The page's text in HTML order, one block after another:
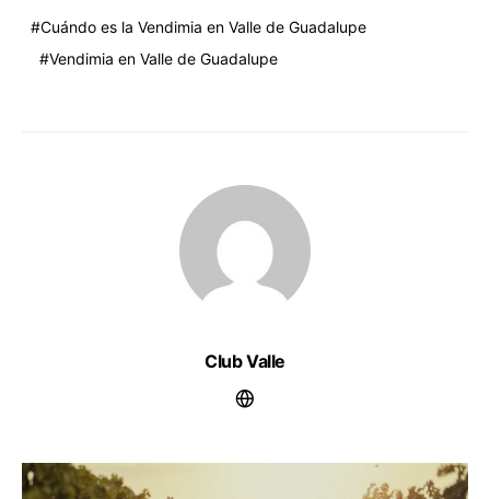
Cuándo es la Vendimia en Valle de Guadalupe
Vendimia en Valle de Guadalupe
Club Valle